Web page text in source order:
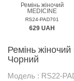
Ремінь жіночий
MEDICINE
RS24-PAD701
629 UAH
Ремінь
Чорний
Модель : RS22-